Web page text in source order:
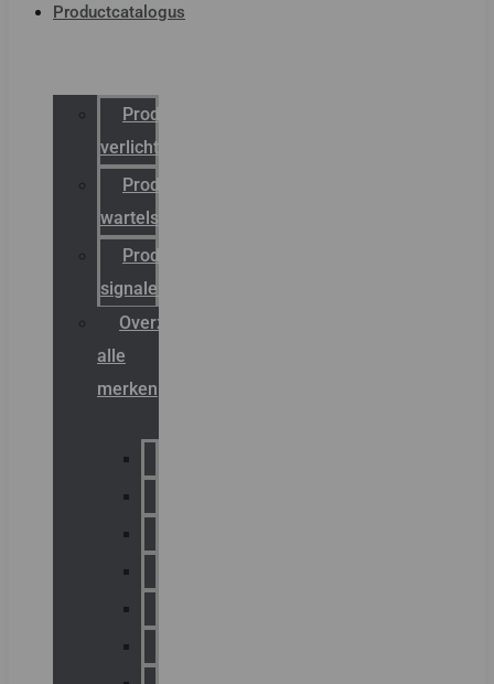
Productcatalogus
Productcatalogus
verlichting
Productcatalogus
wartels
Productcatalogus
signalering
Overzicht
alle
merken